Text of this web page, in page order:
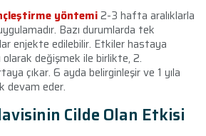
yöntemi2-3 hafta aralıklarla
Bazı durumlarda tek
enjekte edilebilir. Etkiler hastaya
olarak değişmek ile birlikte, 2.
çıkar. 6 ayda belirginleşir ve 1 yıla
devam eder.
Cilde Olan Etkisi